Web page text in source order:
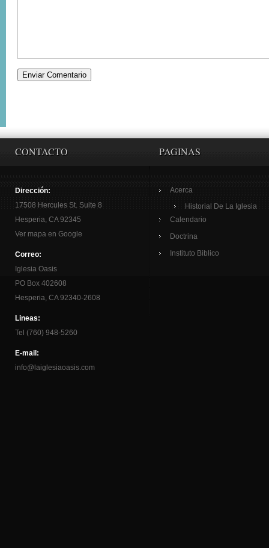
CONTACTO
Dirección:
17508 Hercules St. Suite 8
Hesperia, CA 92345
Ver mapa en Google
Correo:
Iglesia Oasis
PO Box 402608
Hesperia, CA 92340-2608
Lineas:
Tel (760) 948-5260
E-mail:
info@laiglesiaoasis.com
PAGINAS
Acerca
Historial De La Iglesia
Calendario
Doctrina
Instituto Biblico